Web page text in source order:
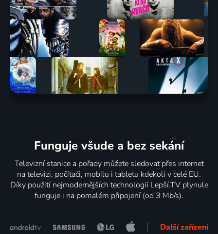
Funguje všude a bez sekání
Televizní stanice a pořady můžete sledovat přes internet
na televizi, počítači, mobilu i tabletu kdekoli v celé EU.
Díky použití nejmodernějších technologií Lepší.TV plynule
funguje i na pomalém připojení (od 3 Mb/s).
Další zařízení